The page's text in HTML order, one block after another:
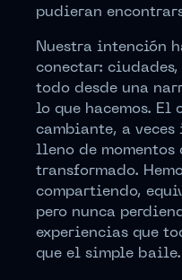
pudieran
Nuestra intención
conectar:
todo desde una
lo que hacemos. El
cambiante, a
lleno de momentos
transformado.
compartiendo,
pero nunca
experiencias que
que el simple baile.